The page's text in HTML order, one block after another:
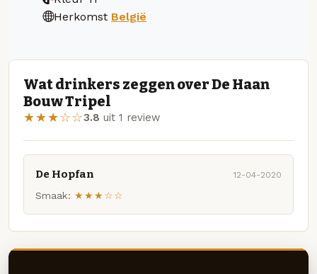
Herkomst België
Wat drinkers zeggen over De Haan
Bouw Tripel
★★★☆☆3.8 uit 1 review
De Hopfan 12-04-2020
Smaak: ★★★☆☆